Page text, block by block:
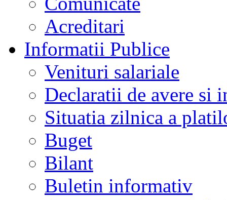
Acreditari
Informatii Publice
Venituri salariale
Declaratii de avere si
Situatia zilnica a
Buget
Bilant
Buletin informativ